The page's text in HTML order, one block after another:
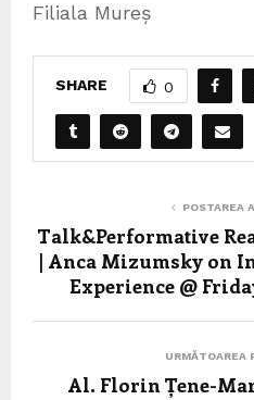
Filiala Mureș
SHARE 0
POSTAREA
Talk&Performative
| Anca Mizumsky on
Experience @
URMĂTOAREA
Al. Florin Țene-